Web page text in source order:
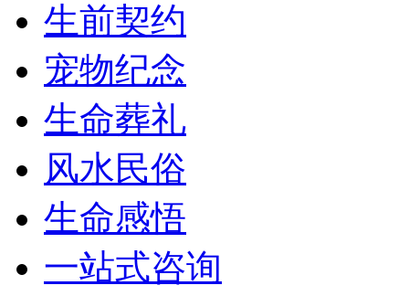
生前契约
宠物纪念
生命葬礼
风水民俗
生命感悟
一站式咨询